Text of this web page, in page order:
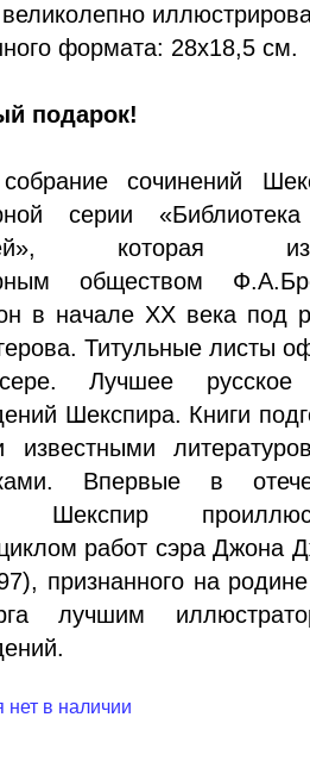
формата: 28x18,5 см.
подарок!
сочинений
серии
которая
обществом
в начале XX века под
Титульные листы
Лучшее русское
Шекспира. Книги
известными
Впервые в
Шекспир
работ сэра Джона
признанного на
лучшим
нет в наличии